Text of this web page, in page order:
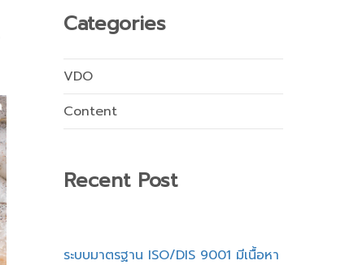
Categories
VDO
Content
Recent Post
ระบบมาตรฐาน ISO/DIS 9001 มีเนื้อหา